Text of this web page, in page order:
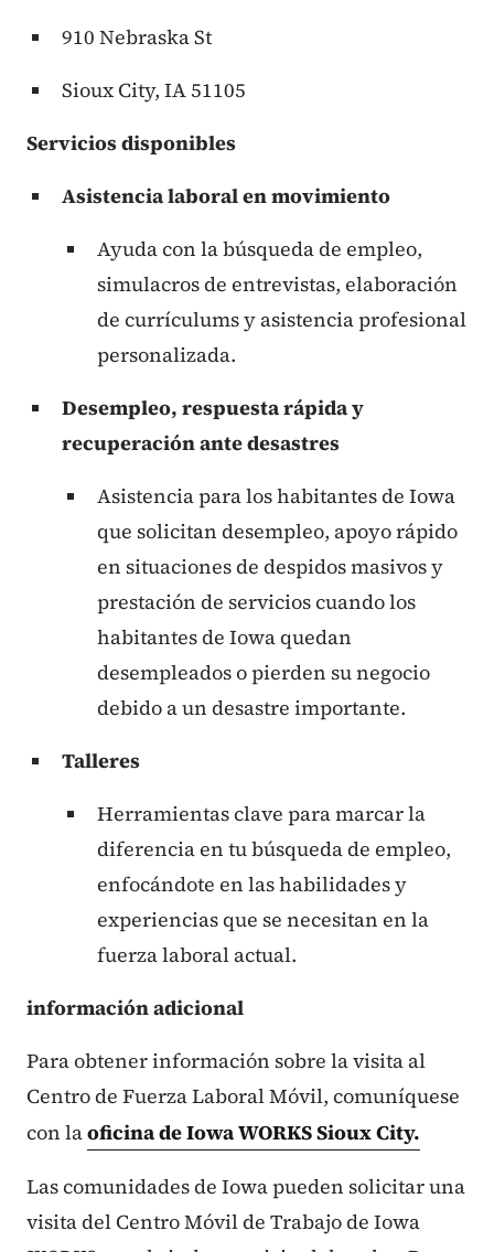
910 Nebraska St
Sioux City, IA 51105
Servicios disponibles
Asistencia laboral en movimiento
Ayuda con la búsqueda de empleo,
simulacros de entrevistas, elaboración
de currículums y asistencia profesional
personalizada.
Desempleo, respuesta rápida y
recuperación ante desastres
Asistencia para los habitantes de Iowa
que solicitan desempleo, apoyo rápido
en situaciones de despidos masivos y
prestación de servicios cuando los
habitantes de Iowa quedan
desempleados o pierden su negocio
debido a un desastre importante.
Talleres
Herramientas clave para marcar la
diferencia en tu búsqueda de empleo,
enfocándote en las habilidades y
experiencias que se necesitan en la
fuerza laboral actual.
información adicional
Para obtener información sobre la visita al
Centro de Fuerza Laboral Móvil, comuníquese
con laoficina de Iowa WORKS Sioux City.
Las comunidades de Iowa pueden solicitar una
visita del Centro Móvil de Trabajo de Iowa